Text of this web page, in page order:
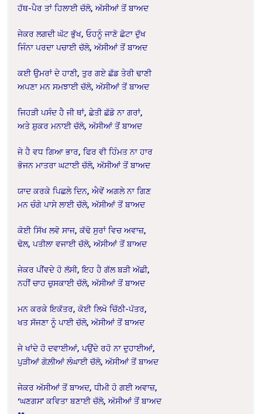
ਹੱਥ-ਪੈਰ ਤਾਂ ਹਿਲਾਈ ਚੱਲੋ, ਅੱਸੀਆਂ ਤੋਂ ਬਾਅਦ
ਜੇਕਰ ਲਗਦੀ ਘੱਟ ਭੁੱਖ, ਓਹਨੂੰ ਜਾਣੋ ਛੋਟਾ ਦੁੱਖ
ਜਿੰਨਾ ਪਰਦਾ ਪਚਾਈ ਚੱਲੋ, ਅੱਸੀਆਂ ਤੋਂ ਬਾਅਦ
ਕਈ ਉਮਰਾਂ ਦੇ ਹਾਣੀ, ਤੁਰ ਗਏ ਛੱਡ ਤੇਰੀ ਢਾਣੀ
ਅਪਣਾ ਮਨ ਸਮਝਾਈ ਚੱਲੋ, ਅੱਸੀਆਂ ਤੋਂ ਬਾਅਦ
ਜਿਹੜੀ ਪਸੰਦ ਹੈ ਜੀ ਥਾਂ, ਛੇਤੀ ਛੱਡੋ ਨਾ ਗਰਾਂ,
ਅਤੇ ਸ਼ੁਕਰ ਮਨਾਈ ਚੱਲੋ, ਅੱਸੀਆਂ ਤੋਂ ਬਾਅਦ
ਜੇ ਹੈ ਵਧ ਗਿਆ ਭਾਰ, ਫਿਰ ਵੀ ਹਿੰਮਤ ਨਾ ਹਾਰ
ਭੋਜਨ ਮਾਤਰਾ ਘਟਾਈ ਚੱਲੋ, ਅੱਸੀਆਂ ਤੋਂ ਬਾਅਦ
ਯਾਦ ਕਰਕੇ ਪਿਛਲੇ ਦਿਨ, ਐਵੇਂ ਅਗਲੇ ਨਾ ਗਿਣ
ਮਨ ਚੰਗੇ ਪਾਸੇ ਲਾਈ ਚੱਲੋ, ਅੱਸੀਆਂ ਤੋਂ ਬਾਅਦ
ਕੋਈ ਸਿੱਖ ਲਵੋ ਸਾਜ, ਕੱਢੋ ਸੁਰਾਂ ਵਿਚ ਅਵਾਜ਼,
ਢੋਲ, ਪਤੀਲਾ ਵਜਾਈ ਚੱਲੋ, ਅੱਸੀਆਂ ਤੋਂ ਬਾਅਦ
ਜੇਕਰ ਪੀਂਵਦੇ ਹੋ ਲੱਸੀ, ਇਹ ਹੈ ਗੱਲ ਬੜੀ ਅੱਛੀ,
ਨਹੀਂ ਚਾਹ ਚੁਸਕਾਈ ਚੱਲੋ, ਅੱਸੀਆਂ ਤੋਂ ਬਾਅਦ
ਮਨ ਕਰਕੇ ਇਕੱਤਰ, ਕੋਈ ਲਿਖੋ ਚਿੱਠੀ-ਪੱਤਰ,
ਖਤ ਸੱਜਣਾ ਨੂੰ ਪਾਈ ਚੱਲੋ, ਅੱਸੀਆਂ ਤੋਂ ਬਾਅਦ
ਜੇ ਖਾਂਦੇ ਹੋ ਦਵਾਈਆਂ, ਪਉਂਦੇ ਰਹੋ ਨਾ ਦੁਹਾਈਆਂ,
ਪੁੜੀਆਂ ਗੋਲ਼ੀਆਂ ਲੰਘਾਈ ਚੱਲੋ, ਅੱਸੀਆਂ ਤੋਂ ਬਾਅਦ
ਜੇਕਰ ਅੱਸੀਆਂ ਤੋਂ ਬਾਅਦ, ਧੀਮੀ ਹੋ ਗਈ ਅਵਾਜ਼,
‘ਘਣਗਸ’ ਕਵਿਤਾ ਬਣਾਈ ਚੱਲੋ, ਅੱਸੀਆਂ ਤੋਂ ਬਾਅਦ